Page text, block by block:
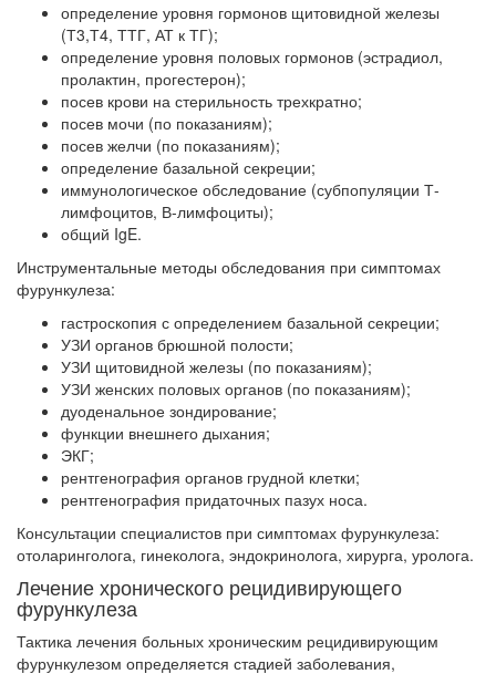
определение уровня гормонов щитовидной железы
(Т3,Т4, ТТГ, АТ к ТГ);
определение уровня половых гормонов (эстрадиол,
пролактин, прогестерон);
посев крови на стерильность трехкратно;
посев мочи (по показаниям);
посев желчи (по показаниям);
определение базальной секреции;
иммунологическое обследование (субпопуляции Т-
лимфоцитов, В-лимфоциты);
общий IgE.
Инструментальные методы обследования при симптомах
фурункулеза:
гастроскопия с определением базальной секреции;
УЗИ органов брюшной полости;
УЗИ щитовидной железы (по показаниям);
УЗИ женских половых органов (по показаниям);
дуоденальное зондирование;
функции внешнего дыхания;
ЭКГ;
рентгенография органов грудной клетки;
рентгенография придаточных пазух носа.
Консультации специалистов при симптомах фурункулеза:
отоларинголога, гинеколога, эндокринолога, хирурга, уролога.
Лечение хронического рецидивирующего
фурункулеза
Тактика лечения больных хроническим рецидивирующим
фурункулезом определяется стадией заболевания,